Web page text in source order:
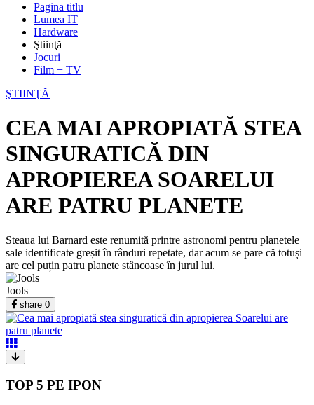
Pagina titlu
Lumea IT
Hardware
Ştiinţă
Jocuri
Film + TV
ŞTIINŢĂ
CEA MAI APROPIATĂ STEA
SINGURATICĂ DIN
APROPIEREA SOARELUI
ARE PATRU PLANETE
Steaua lui Barnard este renumită printre astronomi pentru planetele
sale identificate greșit în rânduri repetate, dar acum se pare că totuși
are cel puțin patru planete stâncoase în jurul lui.
Jools
share 0
TOP 5 PE IPON